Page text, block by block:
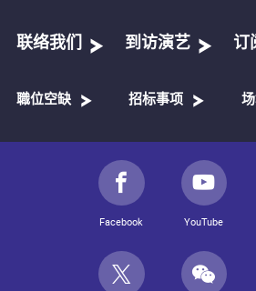
联络我们 到访演艺 订
職位空缺 招标事项
Facebook YouTube